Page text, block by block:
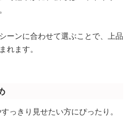
ーンに合わせて選ぶことで、上品
れます。
っきり見せたい方にぴったり。